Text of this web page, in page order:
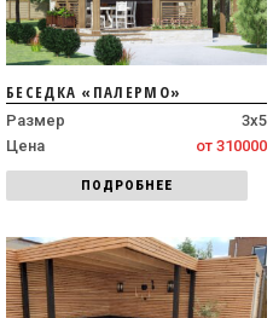
БЕСЕДКА «ПАЛЕРМО»
Размер
3х5
Цена
от 310000
ПОДРОБНЕЕ